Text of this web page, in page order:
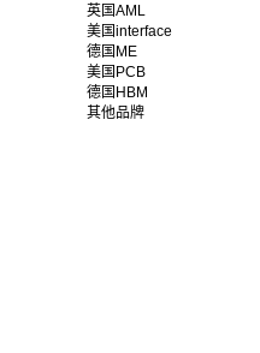
英国AML
美国interface
德国ME
美国PCB
德国HBM
其他品牌